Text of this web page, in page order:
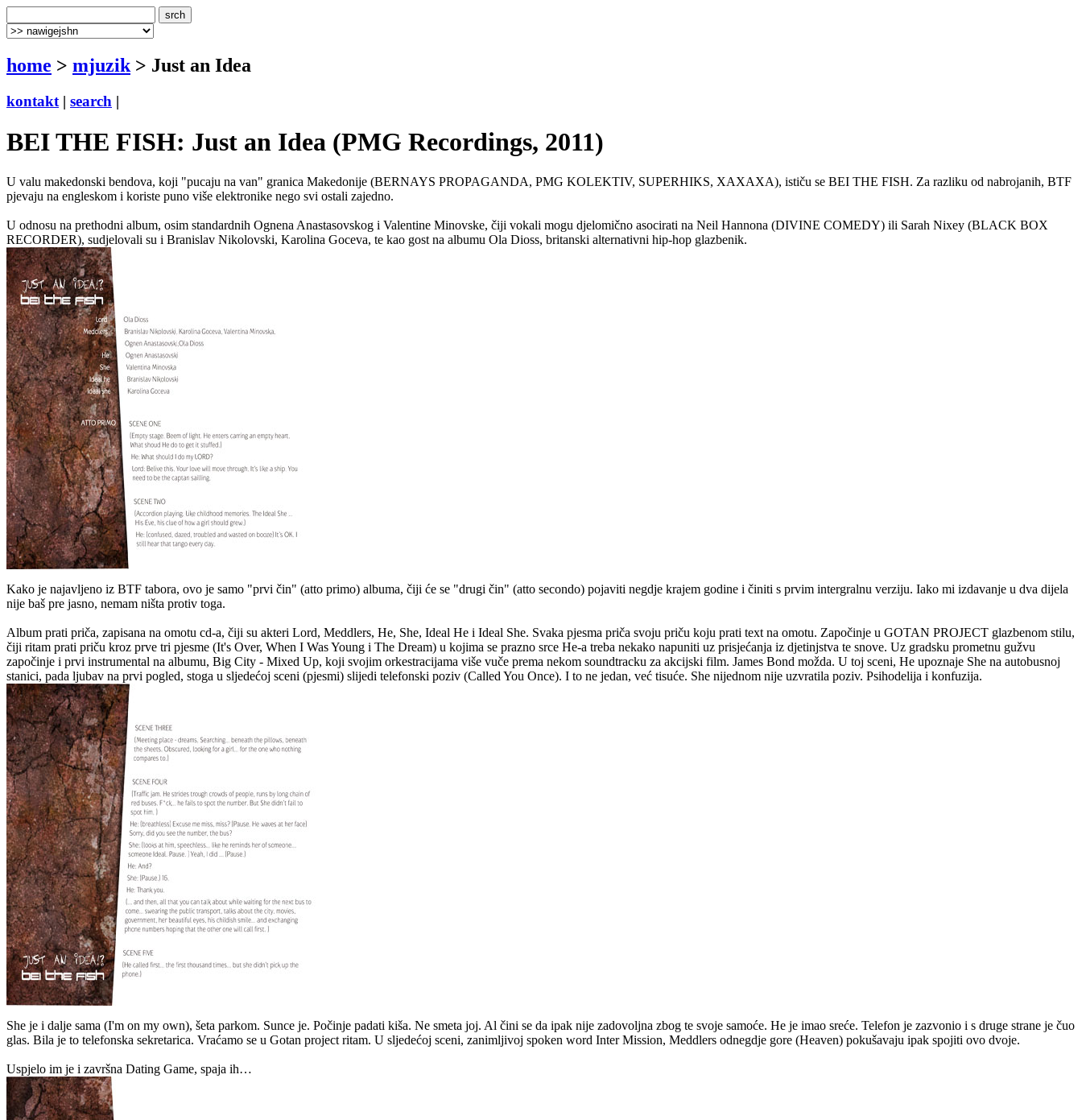
home > mjuzik > Just an Idea
kontakt | search |
BEI THE FISH: Just an Idea (PMG Recordings, 2011)
U valu makedonski bendova, koji "pucaju na van" granica Makedonije (BERNAYS PROPAGANDA, PMG KOLEKTIV, SUPERHIKS, XAXAXA), ističu se BEI THE FISH. Za razliku od nabrojanih, BTF
pjevaju na engleskom i koriste puno više elektronike nego svi ostali zajedno.
U odnosu na prethodni album, osim standardnih Ognena Anastasovskog i Valentine Minovske, čiji vokali mogu djelomično asocirati na Neil Hannona (DIVINE COMEDY) ili Sarah Nixey (BLACK BOX
RECORDER), sudjelovali su i Branislav Nikolovski, Karolina Goceva, te kao gost na albumu Ola Dioss, britanski alternativni hip-hop glazbenik.
Kako je najavljeno iz BTF tabora, ovo je samo "prvi čin" (atto primo) albuma, čiji će se "drugi čin" (atto secondo) pojaviti negdje krajem godine i činiti s prvim intergralnu verziju. Iako mi izdavanje u dva dijela
nije baš pre jasno, nemam ništa protiv toga.
Album prati priča, zapisana na omotu cd-a, čiji su akteri Lord, Meddlers, He, She, Ideal He i Ideal She. Svaka pjesma priča svoju priču koju prati text na omotu. Započinje u GOTAN PROJECT glazbenom stilu,
čiji ritam prati priču kroz prve tri pjesme (It's Over, When I Was Young i The Dream) u kojima se prazno srce He-a treba nekako napuniti uz prisjećanja iz djetinjstva te snove. Uz gradsku prometnu gužvu
započinje i prvi instrumental na albumu, Big City - Mixed Up, koji svojim orkestracijama više vuče prema nekom soundtracku za akcijski film. James Bond možda. U toj sceni, He upoznaje She na autobusnoj
stanici, pada ljubav na prvi pogled, stoga u sljedećoj sceni (pjesmi) slijedi telefonski poziv (Called You Once). I to ne jedan, već tisuće. She nijednom nije uzvratila poziv. Psihodelija i konfuzija.
She je i dalje sama (I'm on my own), šeta parkom. Sunce je. Počinje padati kiša. Ne smeta joj. Al čini se da ipak nije zadovoljna zbog te svoje samoće. He je imao sreće. Telefon je zazvonio i s druge strane je čuo
glas. Bila je to telefonska sekretarica. Vraćamo se u Gotan project ritam. U sljedećoj sceni, zanimljivoj spoken word Inter Mission, Meddlers odnegdje gore (Heaven) pokušavaju ipak spojiti ovo dvoje.
Uspjelo im je i završna Dating Game, spaja ih…